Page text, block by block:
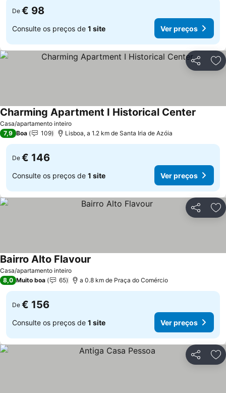
De € 98
Consulte os preços de 1 site Ver preços
Partilhar
Casa/apartamento inteiro
Charming Apartment I Historical Center
7,9 Boa 109 Lisboa, a 1.2 km de Santa Iria de Azóia
De € 146
Consulte os preços de 1 site Ver preços
Partilhar
Casa/apartamento inteiro
Bairro Alto Flavour
8,0 Muito boa 65 a 0.8 km de Praça do Comércio
De € 156
Consulte os preços de 1 site Ver preços
Partilhar